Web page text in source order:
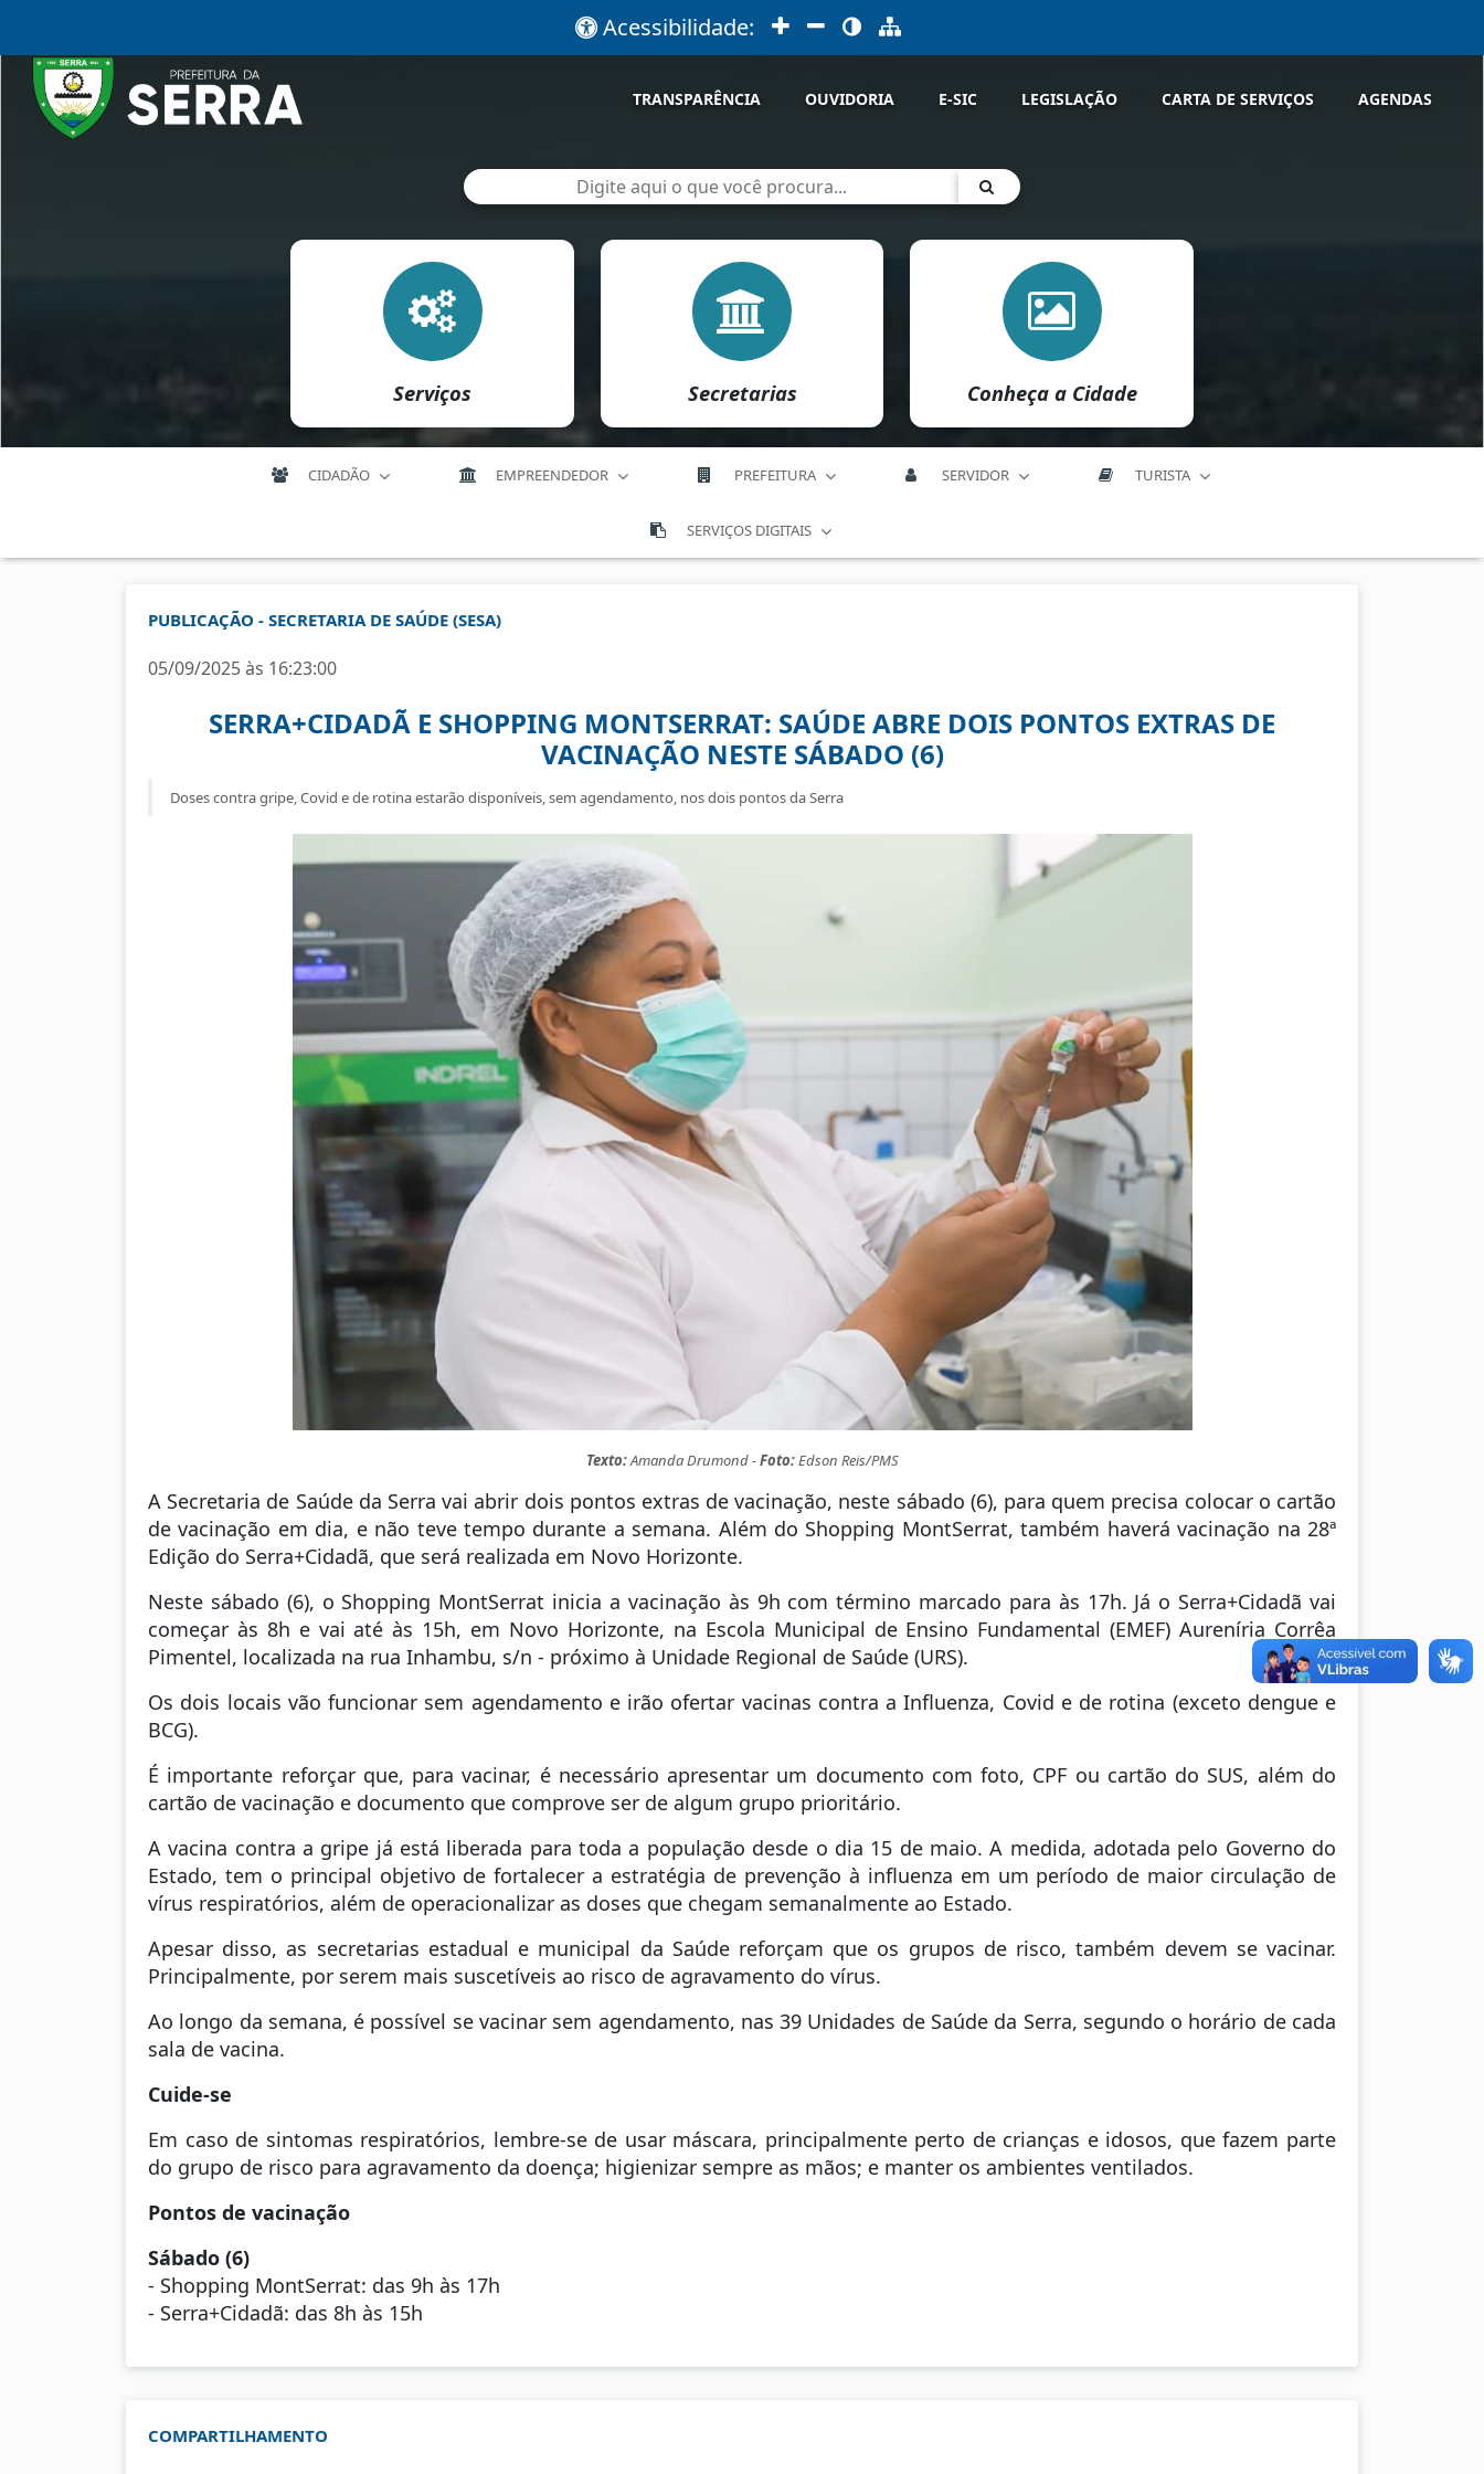
Acessibilidade:
TRANSPARÊNCIA OUVIDORIA E-SIC LEGISLAÇÃO CARTA DE SERVIÇOS AGENDAS
Serviços Secretarias Conheça a Cidade
CIDADÃO EMPREENDEDOR PREFEITURA SERVIDOR TURISTA
SERVIÇOS DIGITAIS
PUBLICAÇÃO - SECRETARIA DE SAÚDE (SESA)
05/09/2025 às 16:23:00
SERRA+CIDADÃ E SHOPPING MONTSERRAT: SAÚDE ABRE DOIS PONTOS EXTRAS DE
VACINAÇÃO NESTE SÁBADO (6)
Doses contra gripe, Covid e de rotina estarão disponíveis, sem agendamento, nos dois pontos da Serra
Texto:Amanda Drumond -Foto:Edson Reis/PMS
A Secretaria de Saúde da Serra vai abrir dois pontos extras de vacinação, neste sábado (6), para quem precisa colocar o cartão
de vacinação em dia, e não teve tempo durante a semana. Além do Shopping MontSerrat, também haverá vacinação na 28ª
Edição do Serra+Cidadã, que será realizada em Novo Horizonte.
Neste sábado (6), o Shopping MontSerrat inicia a vacinação às 9h com término marcado para às 17h. Já o Serra+Cidadã vai
começar às 8h e vai até às 15h, em Novo Horizonte, na Escola Municipal de Ensino Fundamental (EMEF) Aureníria Corrêa
Pimentel, localizada na rua Inhambu, s/n - próximo à Unidade Regional de Saúde (URS).
Os dois locais vão funcionar sem agendamento e irão ofertar vacinas contra a Influenza, Covid e de rotina (exceto dengue e
BCG).
É importante reforçar que, para vacinar, é necessário apresentar um documento com foto, CPF ou cartão do SUS, além do
cartão de vacinação e documento que comprove ser de algum grupo prioritário.
A vacina contra a gripe já está liberada para toda a população desde o dia 15 de maio. A medida, adotada pelo Governo do
Estado, tem o principal objetivo de fortalecer a estratégia de prevenção à influenza em um período de maior circulação de
vírus respiratórios, além de operacionalizar as doses que chegam semanalmente ao Estado.
Apesar disso, as secretarias estadual e municipal da Saúde reforçam que os grupos de risco, também devem se vacinar.
Principalmente, por serem mais suscetíveis ao risco de agravamento do vírus.
Ao longo da semana, é possível se vacinar sem agendamento, nas 39 Unidades de Saúde da Serra, segundo o horário de cada
sala de vacina.
Cuide-se
Em caso de sintomas respiratórios, lembre-se de usar máscara, principalmente perto de crianças e idosos, que fazem parte
do grupo de risco para agravamento da doença; higienizar sempre as mãos; e manter os ambientes ventilados.
Pontos de vacinação
Sábado (6)
- Shopping MontSerrat: das 9h às 17h
- Serra+Cidadã: das 8h às 15h
COMPARTILHAMENTO